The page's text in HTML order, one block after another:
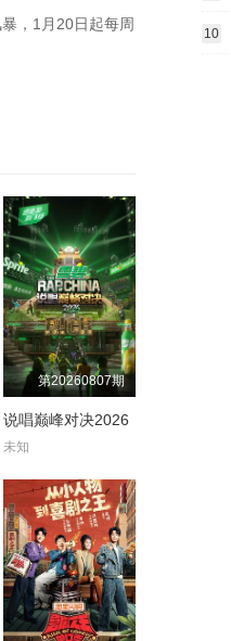
，1月20日起每周
第20260807期
说唱巅峰对决2026
未知
10